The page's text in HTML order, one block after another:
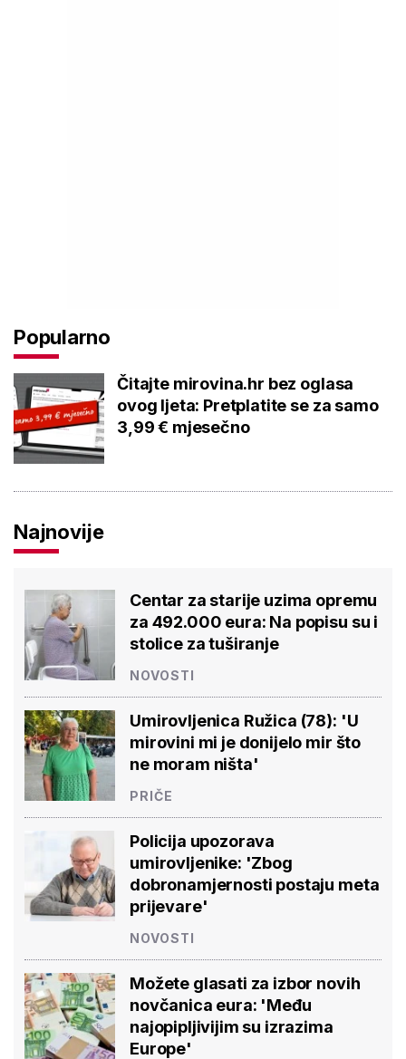
Popularno
Čitajte mirovina.hr bez oglasa
ovog ljeta: Pretplatite se za samo
3,99 € mjesečno
Najnovije
Centar za starije uzima opremu
za 492.000 eura: Na popisu su i
stolice za tuširanje
NOVOSTI
Umirovljenica Ružica (78): 'U
mirovini mi je donijelo mir što
ne moram ništa'
PRIČE
Policija upozorava
umirovljenike: 'Zbog
dobronamjernosti postaju meta
prijevare'
NOVOSTI
Možete glasati za izbor novih
novčanica eura: 'Među
najopipljivijim su izrazima
Europe'